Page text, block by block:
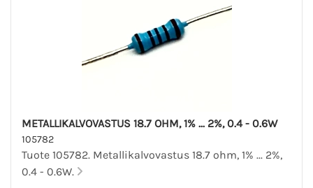
METALLIKALVOVASTUS 18.7 OHM, 1% ... 2%, 0.4 - 0.6W
105782
Tuote 105782. Metallikalvovastus 18.7 ohm, 1% ... 2%,
0.4 - 0.6W.